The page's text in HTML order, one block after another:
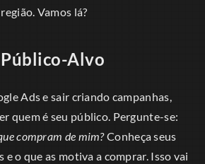
Vamos lá?
Alvo
Ads e sair criando campanhas,
quem é seu público. Pergunte-se:
compram de mim?Conheça seus
e o que as motiva a comprar. Isso vai